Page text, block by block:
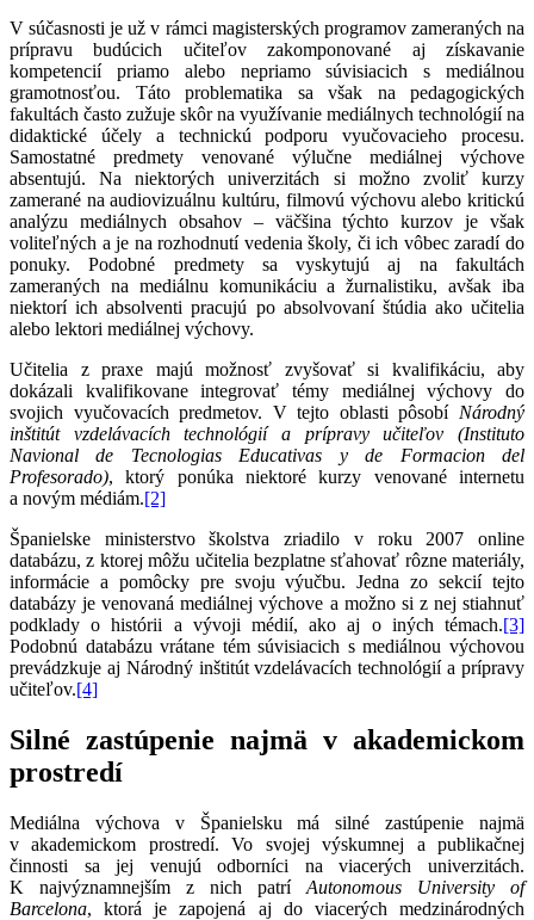
V súčasnosti je už v rámci magisterských programov zameraných na
prípravu budúcich učiteľov zakomponované aj získavanie
kompetencií priamo alebo nepriamo súvisiacich s mediálnou
gramotnosťou. Táto problematika sa však na pedagogických
fakultách často zužuje skôr na využívanie mediálnych technológií na
didaktické účely a technickú podporu vyučovacieho procesu.
Samostatné predmety venované výlučne mediálnej výchove
absentujú. Na niektorých univerzitách si možno zvoliť kurzy
zamerané na audiovizuálnu kultúru, filmovú výchovu alebo kritickú
analýzu mediálnych obsahov – väčšina týchto kurzov je však
voliteľných a je na rozhodnutí vedenia školy, či ich vôbec zaradí do
ponuky. Podobné predmety sa vyskytujú aj na fakultách
zameraných na mediálnu komunikáciu a žurnalistiku, avšak iba
niektorí ich absolventi pracujú po absolvovaní štúdia ako učitelia
alebo lektori mediálnej výchovy.
Učitelia z praxe majú možnosť zvyšovať si kvalifikáciu, aby
dokázali kvalifikovane integrovať témy mediálnej výchovy do
svojich vyučovacích predmetov. V tejto oblasti pôsobí Národný
inštitút vzdelávacích technológií a prípravy učiteľov (Instituto
Navional de Tecnologias Educativas y de Formacion del
Profesorado), ktorý ponúka niektoré kurzy venované internetu
a novým médiám.[2]
Španielske ministerstvo školstva zriadilo v roku 2007 online
databázu, z ktorej môžu učitelia bezplatne sťahovať rôzne materiály,
informácie a pomôcky pre svoju výučbu. Jedna zo sekcií tejto
databázy je venovaná mediálnej výchove a možno si z nej stiahnuť
podklady o histórii a vývoji médií, ako aj o iných témach.[3]
Podobnú databázu vrátane tém súvisiacich s mediálnou výchovou
prevádzkuje aj Národný inštitút vzdelávacích technológií a prípravy
učiteľov.[4]
Silné zastúpenie najmä v akademickom
prostredí
Mediálna výchova v Španielsku má silné zastúpenie najmä
v akademickom prostredí. Vo svojej výskumnej a publikačnej
činnosti sa jej venujú odborníci na viacerých univerzitách.
K najvýznamnejším z nich patrí Autonomous University of
Barcelona, ktorá je zapojená aj do viacerých medzinárodných